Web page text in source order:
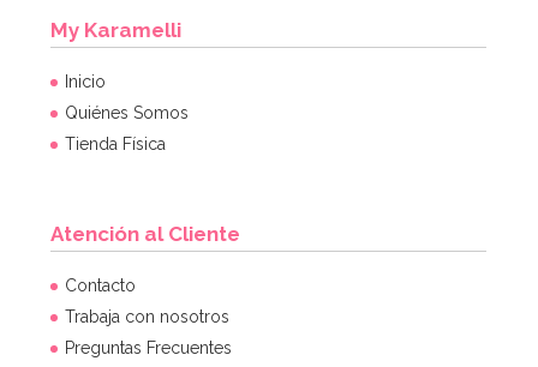
My Karamelli
Inicio
Quiénes Somos
Tienda Física
Atención al Cliente
Contacto
Trabaja con nosotros
Preguntas Frecuentes